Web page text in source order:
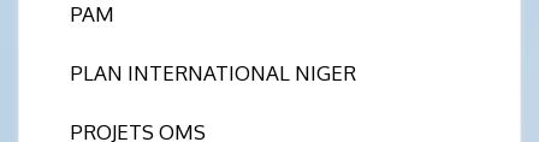
PAM
PLAN INTERNATIONAL NIGER
PROJETS OMS